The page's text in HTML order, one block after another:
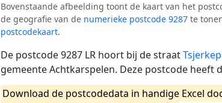
Bovenstaande afbeelding toont de kaart van het
de geografie van de numerieke postcode 9287 te
postcodekaart.
De postcode 9287 LR hoort bij de straat
gemeente Achtkarspelen. Deze postcode heeft
Download de postcodedata in handige Excel